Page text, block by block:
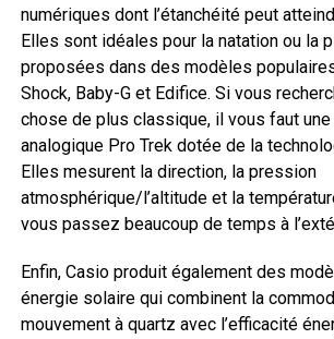
numériques dont l’étanchéité peut
Elles sont idéales pour la natation ou la
proposées dans des modèles
Shock, Baby-G et Edifice. Si vous
chose de plus classique, il vous faut
analogique Pro Trek dotée de la
Elles mesurent la direction, la pression
atmosphérique/l’altitude et la
vous passez beaucoup de temps à
Enfin, Casio produit également des
énergie solaire qui combinent la
mouvement à quartz avec l’efficacité